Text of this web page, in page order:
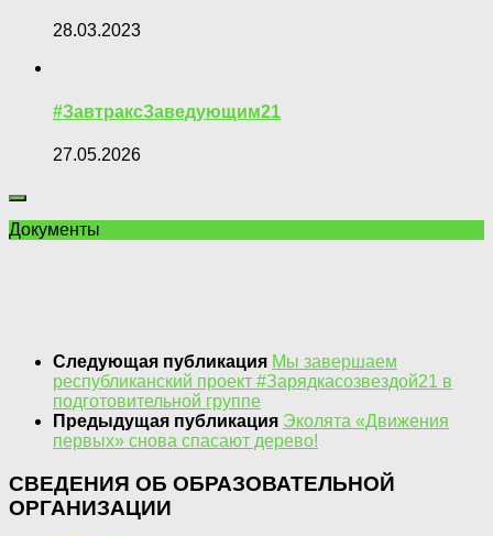
28.03.2023
#ЗавтраксЗаведующим21
27.05.2026
Документы
Следующая публикация Мы завершаем
республиканский проект #Зарядкасозвездой21 в
подготовительной группе
Предыдущая публикация Эколята «Движения
первых» снова спасают дерево!
СВЕДЕНИЯ ОБ ОБРАЗОВАТЕЛЬНОЙ
ОРГАНИЗАЦИИ